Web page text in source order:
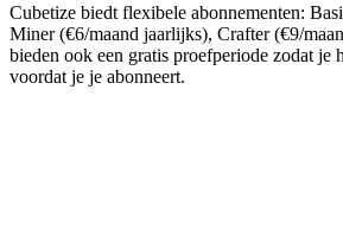
Cubetize biedt flexibele abonnementen:
Miner (€6/maand jaarlijks), Crafter (€9/
bieden ook een gratis proefperiode zodat je
voordat je je abonneert.